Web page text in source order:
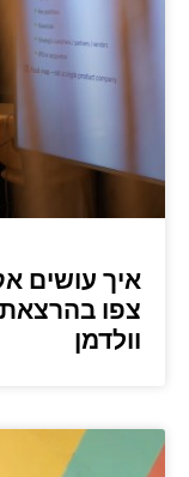
צפו
וולדמן